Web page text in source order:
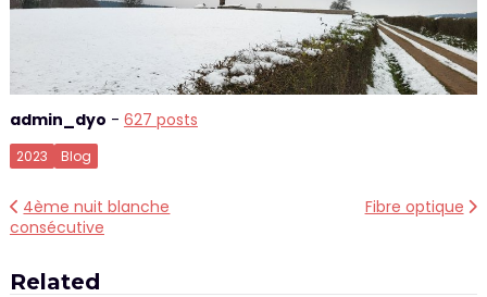
admin_dyo - 627 posts
2023 Blog
Navigation
de
l’article
4ème nuit blanche
consécutive
Fibre optique
Related